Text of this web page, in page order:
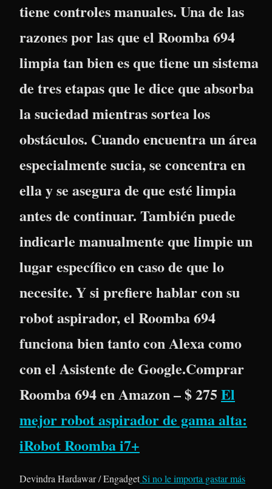
tiene controles manuales. Una de las
razones por las que el Roomba 694
limpia tan bien es que tiene un sistema
de tres etapas que le dice que absorba
la suciedad mientras sortea los
obstáculos. Cuando encuentra un área
especialmente sucia, se concentra en
ella y se asegura de que esté limpia
antes de continuar. También puede
indicarle manualmente que limpie un
lugar específico en caso de que lo
necesite. Y si prefiere hablar con su
robot aspirador, el Roomba 694
funciona bien tanto con Alexa como
con el Asistente de Google.Comprar
Roomba 694 en Amazon – $ 275 El
mejor robot aspirador de gama alta:
iRobot Roomba i7+
Devindra Hardawar / EngadgetSi no le importa gastar más